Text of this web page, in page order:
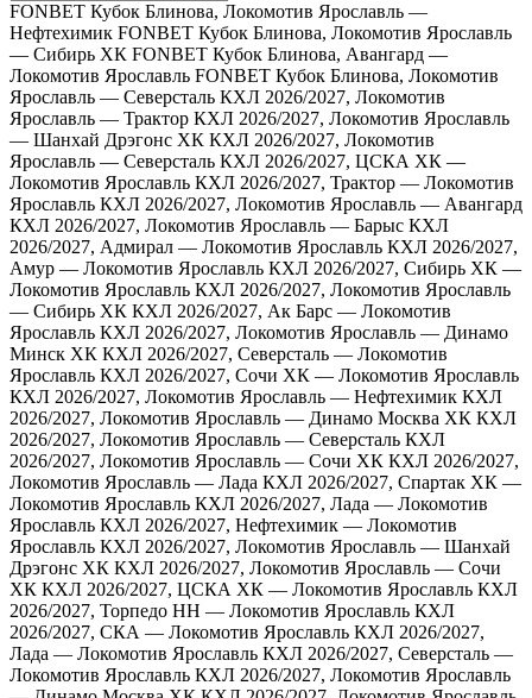
FONBET Кубок Блинова, Локомотив Ярославль —
Нефтехимик FONBET Кубок Блинова, Локомотив Ярославль
— Сибирь ХК FONBET Кубок Блинова, Авангард —
Локомотив Ярославль FONBET Кубок Блинова, Локомотив
Ярославль — Северсталь КХЛ 2026/2027, Локомотив
Ярославль — Трактор КХЛ 2026/2027, Локомотив Ярославль
— Шанхай Дрэгонс ХК КХЛ 2026/2027, Локомотив
Ярославль — Северсталь КХЛ 2026/2027, ЦСКА ХК —
Локомотив Ярославль КХЛ 2026/2027, Трактор — Локомотив
Ярославль КХЛ 2026/2027, Локомотив Ярославль — Авангард
КХЛ 2026/2027, Локомотив Ярославль — Барыс КХЛ
2026/2027, Адмирал — Локомотив Ярославль КХЛ 2026/2027,
Амур — Локомотив Ярославль КХЛ 2026/2027, Сибирь ХК —
Локомотив Ярославль КХЛ 2026/2027, Локомотив Ярославль
— Сибирь ХК КХЛ 2026/2027, Ак Барс — Локомотив
Ярославль КХЛ 2026/2027, Локомотив Ярославль — Динамо
Минск ХК КХЛ 2026/2027, Северсталь — Локомотив
Ярославль КХЛ 2026/2027, Сочи ХК — Локомотив Ярославль
КХЛ 2026/2027, Локомотив Ярославль — Нефтехимик КХЛ
2026/2027, Локомотив Ярославль — Динамо Москва ХК КХЛ
2026/2027, Локомотив Ярославль — Северсталь КХЛ
2026/2027, Локомотив Ярославль — Сочи ХК КХЛ 2026/2027,
Локомотив Ярославль — Лада КХЛ 2026/2027, Спартак ХК —
Локомотив Ярославль КХЛ 2026/2027, Лада — Локомотив
Ярославль КХЛ 2026/2027, Нефтехимик — Локомотив
Ярославль КХЛ 2026/2027, Локомотив Ярославль — Шанхай
Дрэгонс ХК КХЛ 2026/2027, Локомотив Ярославль — Сочи
ХК КХЛ 2026/2027, ЦСКА ХК — Локомотив Ярославль КХЛ
2026/2027, Торпедо НН — Локомотив Ярославль КХЛ
2026/2027, СКА — Локомотив Ярославль КХЛ 2026/2027,
Лада — Локомотив Ярославль КХЛ 2026/2027, Северсталь —
Локомотив Ярославль КХЛ 2026/2027, Локомотив Ярославль